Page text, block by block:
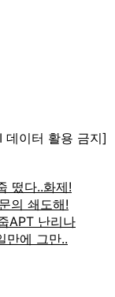
이터 활용 금지]